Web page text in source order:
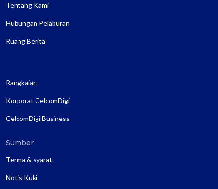
Tentang Kami
Hubungan Pelaburan
Ruang Berita
Rangkaian
Korporat CelcomDigi
CelcomDigi Business
Sumber
Terma & syarat
Notis Kuki